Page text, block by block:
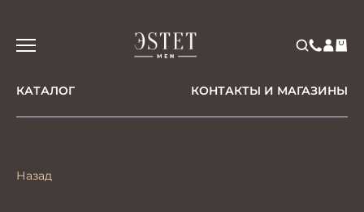
КАТАЛОГ КОНТАКТЫ И МАГАЗИНЫ
Назад